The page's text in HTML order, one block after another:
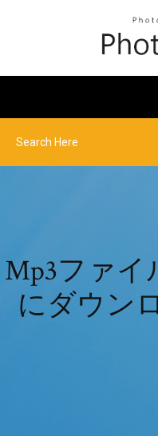
Mp3ファ
にダウン